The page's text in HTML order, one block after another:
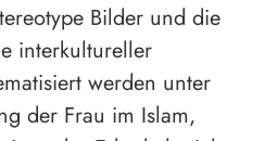
Bilder und die
interkultureller
werden unter
der Frau im Islam,